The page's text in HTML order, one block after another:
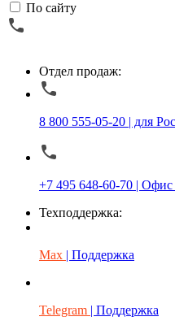
По сайту
Отдел продаж:
8 800 555-05-20 | для
+7 495 648-60-70 |
Техподдержка:
Max | Поддержка
Telegram | Поддержка